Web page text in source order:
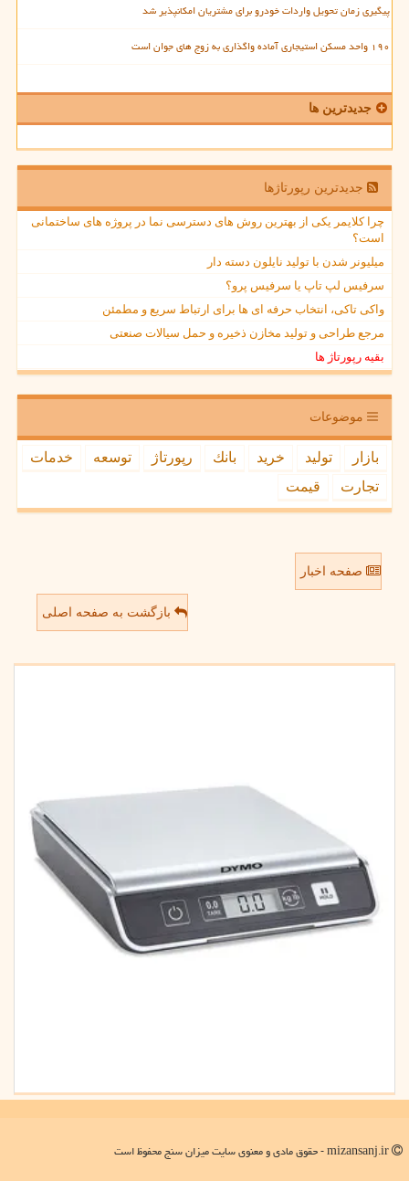
پیگیری زمان تحویل واردات خودرو برای مشتریان امکانپذیر شد
۱۹۰ واحد مسکن استیجاری آماده واگذاری به زوج های جوان است
جدیدترین ها
جدیدترین رپورتاژها
چرا کلایمر یکی از بهترین روش های دسترسی نما در پروژه های ساختمانی
است؟
میلیونر شدن با تولید نایلون دسته دار
سرفیس لپ تاپ یا سرفیس پرو؟
واکی تاکی، انتخاب حرفه ای ها برای ارتباط سریع و مطمئن
مرجع طراحی و تولید مخازن ذخیره و حمل سیالات صنعتی
بقیه رپورتاژ ها
موضوعات
بازار تولید خرید بانك رپورتاژ توسعه
خدمات
تجارت
قیمت
صفحه اخبار
بازگشت به صفحه اصلی